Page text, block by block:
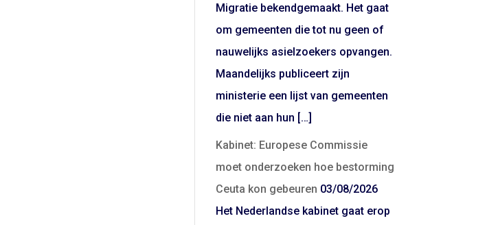
Migratie bekendgemaakt. Het gaat
om gemeenten die tot nu geen of
nauwelijks asielzoekers opvangen.
Maandelijks publiceert zijn
ministerie een lijst van gemeenten
die niet aan hun […]
Kabinet: Europese Commissie
moet onderzoeken hoe bestorming
Ceuta kon gebeuren 03/08/2026
Het Nederlandse kabinet gaat erop